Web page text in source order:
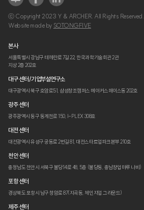
ⓒ Copyright 2023 Y & ARCHER. All Rights Reserved.
Website made by SOTONGFIVE
본사
서울특별시 강남구 테헤란로 7길 22, 한국과학기술회관 2관
지상 2층 202호
대구 센터/기업부설연구소
대구광역시 북구 호암로51, 삼성창조캠퍼스 메이커스페이스동 202호
광주 센터
광주광역시 동구 동계천로 150, I-PLEX 308호
대전 센터
대전광역시 유성구 궁동로 2번길 81, 대전스타트업파크본부 210호
천안 센터
충청남도 천안시 서북구 불당14로 48, 5층 (불당동, 충남창업마루 나비)
포항 센터
경상북도 포항시 남구 청암로 87(지곡동, 체인지업 그라운드)
제주 센터